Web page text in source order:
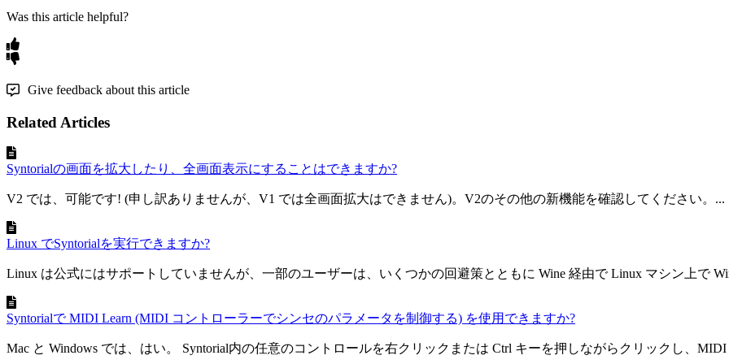
Was this article helpful?
Give feedback about this article
Related Articles
Syntorialの画面を拡大したり、全画面表示にすることはできますか?
V2 では、可能です! (申し訳ありませんが、V1 では全画面拡大はできません)。V2のその他の新機能を確認してください。...
Linux でSyntorialを実行できますか?
Linux は公式にはサポートしていませんが、一部のユーザーは、いくつかの回避策とともに Wine 経由で Linux マシン上で
Syntorialで MIDI Learn (MIDI コントローラーでシンセのパラメータを制御する) を使用できますか?
Mac と Windows では、はい。 Syntorial内の任意のコントロールを右クリックまたは Ctrl キーを押しながらクリックし、MIDI